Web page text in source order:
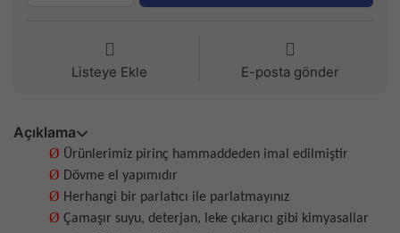
Listeye Ekle E-posta gönder
Açıklama
Ø Ürünlerimiz pirinç hammaddeden imal edilmiştir
Ø Dövme el yapımıdır
Ø Herhangi bir parlatıcı ile parlatmayınız
Ø Çamaşır suyu, deterjan, leke çıkarıcı gibi kimyasallar